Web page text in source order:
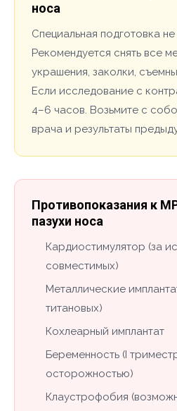
носа
Специальная подготовка
Рекомендуется снять все
украшения, заколки,
Если исследование с
4–6 часов. Возьмите с
врача и результаты
Противопоказания к
пазухи носа
Кардиостимулятор (за
совместимых)
Металлические
титановых)
Кохлеарный имплантат
Беременность (I
осторожностью)
Клаустрофобия